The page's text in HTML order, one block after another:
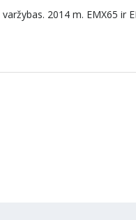
2014 m. EMX65